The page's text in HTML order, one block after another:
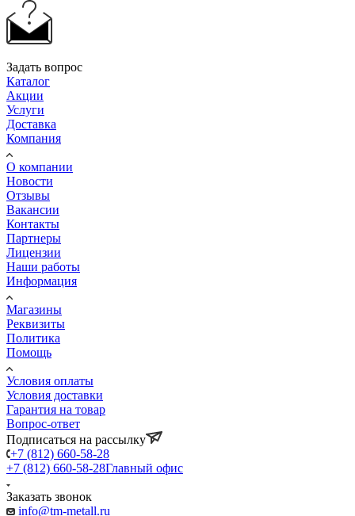
Задать вопрос
Каталог
Акции
Услуги
Доставка
Компания
О компании
Новости
Отзывы
Вакансии
Контакты
Партнеры
Лицензии
Наши работы
Информация
Магазины
Реквизиты
Политика
Помощь
Условия оплаты
Условия доставки
Гарантия на товар
Вопрос-ответ
Подписаться на рассылку
+7 (812) 660-58-28
+7 (812) 660-58-28Главный офис
Заказать звонок
info@tm-metall.ru